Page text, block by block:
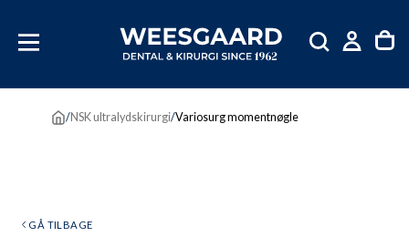
INDHOLD
/NSK ultralydskirurgi/Variosurg momentnøgle
GÅ TILBAGE